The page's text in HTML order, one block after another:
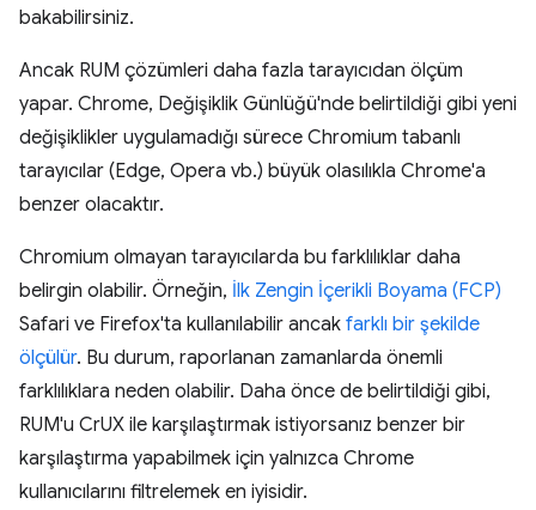
bakabilirsiniz.
Ancak RUM çözümleri daha fazla tarayıcıdan ölçüm
yapar. Chrome, Değişiklik Günlüğü'nde belirtildiği gibi yeni
değişiklikler uygulamadığı sürece Chromium tabanlı
tarayıcılar (Edge, Opera vb.) büyük olasılıkla Chrome'a
benzer olacaktır.
Chromium olmayan tarayıcılarda bu farklılıklar daha
belirgin olabilir. Örneğin, İlk Zengin İçerikli Boyama (FCP)
Safari ve Firefox'ta kullanılabilir ancak farklı bir şekilde
ölçülür. Bu durum, raporlanan zamanlarda önemli
farklılıklara neden olabilir. Daha önce de belirtildiği gibi,
RUM'u CrUX ile karşılaştırmak istiyorsanız benzer bir
karşılaştırma yapabilmek için yalnızca Chrome
kullanıcılarını filtrelemek en iyisidir.